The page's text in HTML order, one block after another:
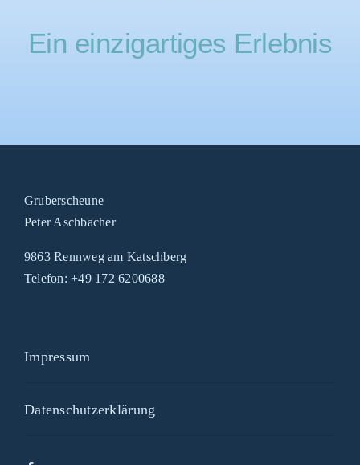
Ein einzigartiges Erlebnis
Gruberscheune
Peter Aschbacher
9863 Rennweg am Katschberg
Telefon: +49 172 6200688
Impressum
Datenschutzerklärung